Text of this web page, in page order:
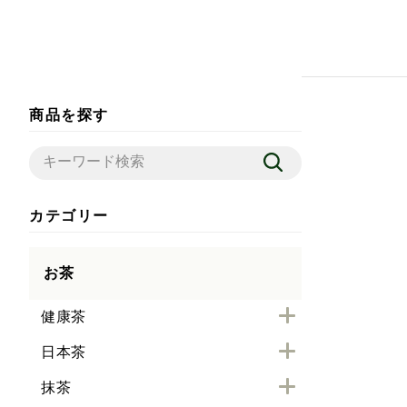
商品を探す
カテゴリー
お茶
健康茶
日本茶
抹茶